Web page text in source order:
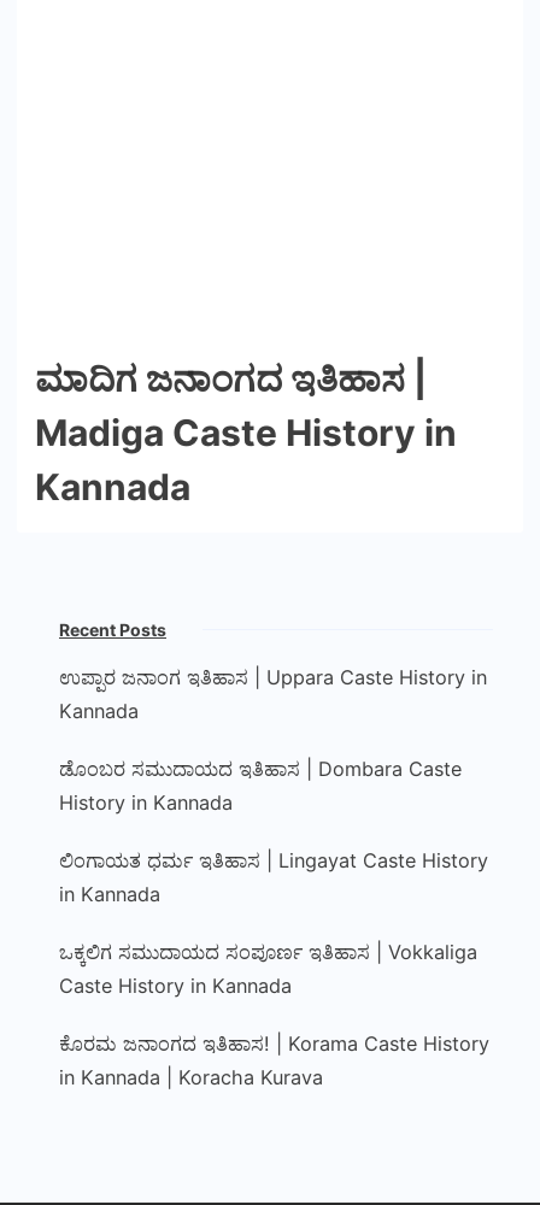
ಮಾದಿಗ ಜನಾಂಗದ ಇತಿಹಾಸ |
Madiga Caste History in
Kannada
Recent Posts
ಉಪ್ಪಾರ ಜನಾಂಗ ಇತಿಹಾಸ | Uppara Caste History in
Kannada
ಡೊಂಬರ ಸಮುದಾಯದ ಇತಿಹಾಸ | Dombara Caste
History in Kannada
ಲಿಂಗಾಯತ ಧರ್ಮ ಇತಿಹಾಸ | Lingayat Caste History
in Kannada
ಒಕ್ಕಲಿಗ ಸಮುದಾಯದ ಸಂಪೂರ್ಣ ಇತಿಹಾಸ | Vokkaliga
Caste History in Kannada
ಕೊರಮ ಜನಾಂಗದ ಇತಿಹಾಸ! | Korama Caste History
in Kannada | Koracha Kurava